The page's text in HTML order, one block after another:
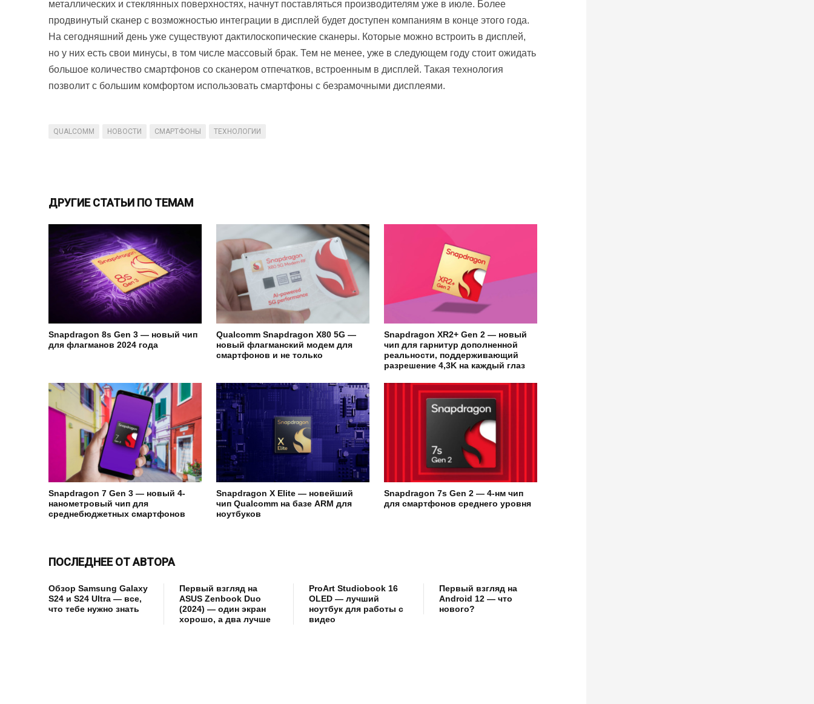
металлических и стеклянных поверхностях, начнут поставляться производителям уже в июле. Более
продвинутый сканер с возможностью интеграции в дисплей будет доступен компаниям в конце этого года.
На сегодняшний день уже существуют дактилоскопические сканеры. Которые можно встроить в дисплей,
но у них есть свои минусы, в том числе массовый брак. Тем не менее, уже в следующем году стоит ожидать
большое количество смартфонов со сканером отпечатков, встроенным в дисплей. Такая технология
позволит с большим комфортом использовать смартфоны с безрамочными дисплеями.
QUALCOMM НОВОСТИ СМАРТФОНЫ ТЕХНОЛОГИИ
ДРУГИЕ СТАТЬИ ПО ТЕМАМ
Snapdragon 8s Gen 3 — новый чип
для флагманов 2024 года
Qualcomm Snapdragon X80 5G —
новый флагманский модем для
смартфонов и не только
Snapdragon XR2+ Gen 2 — новый
чип для гарнитур дополненной
реальности, поддерживающий
разрешение 4,3K на каждый глаз
Snapdragon 7 Gen 3 — новый 4-
нанометровый чип для
среднебюджетных смартфонов
Snapdragon X Elite — новейший
чип Qualcomm на базе ARM для
ноутбуков
Snapdragon 7s Gen 2 — 4-нм чип
для смартфонов среднего уровня
ПОСЛЕДНЕЕ ОТ АВТОРА
Обзор Samsung Galaxy
S24 и S24 Ultra — все,
что тебе нужно знать
Первый взгляд на
ASUS Zenbook Duo
(2024) — один экран
хорошо, а два лучше
ProArt Studiobook 16
OLED — лучший
ноутбук для работы с
видео
Первый взгляд на
Android 12 — что
нового?